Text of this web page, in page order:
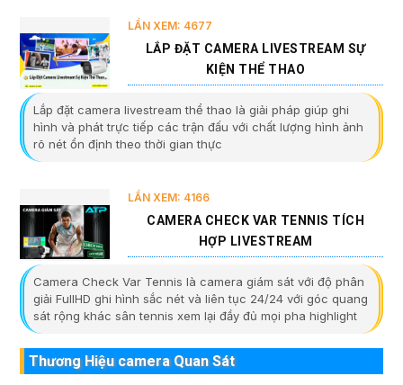
LẦN XEM: 4677
LẮP ĐẶT CAMERA LIVESTREAM SỰ
KIỆN THỂ THAO
Lắp đặt camera livestream thể thao là giải pháp giúp ghi
hình và phát trực tiếp các trận đấu với chất lượng hình ảnh
rõ nét ổn định theo thời gian thực
LẦN XEM: 4166
CAMERA CHECK VAR TENNIS TÍCH
HỢP LIVESTREAM
Camera Check Var Tennis là camera giám sát với độ phân
giải FullHD ghi hình sắc nét và liên tục 24/24 với góc quang
sát rộng khác sân tennis xem lại đầy đủ mọi pha highlight
Thương Hiệu camera Quan Sát